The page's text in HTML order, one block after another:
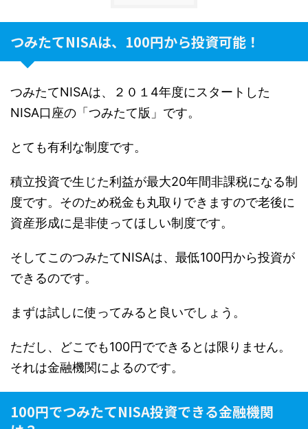
つみたてNISAは、100円から投資可能！
つみたてNISAは、２０１4年度にスタートした
NISA口座の「つみたて版」です。
とても有利な制度です。
積立投資で生じた利益が最大20年間非課税になる制
度です。そのため税金も丸取りできますので老後に
資産形成に是非使ってほしい制度です。
そしてこのつみたてNISAは、最低100円から投資が
できるのです。
まずは試しに使ってみると良いでしょう。
ただし、どこでも100円でできるとは限りません。
それは金融機関によるのです。
100円でつみたてNISA投資できる金融機関